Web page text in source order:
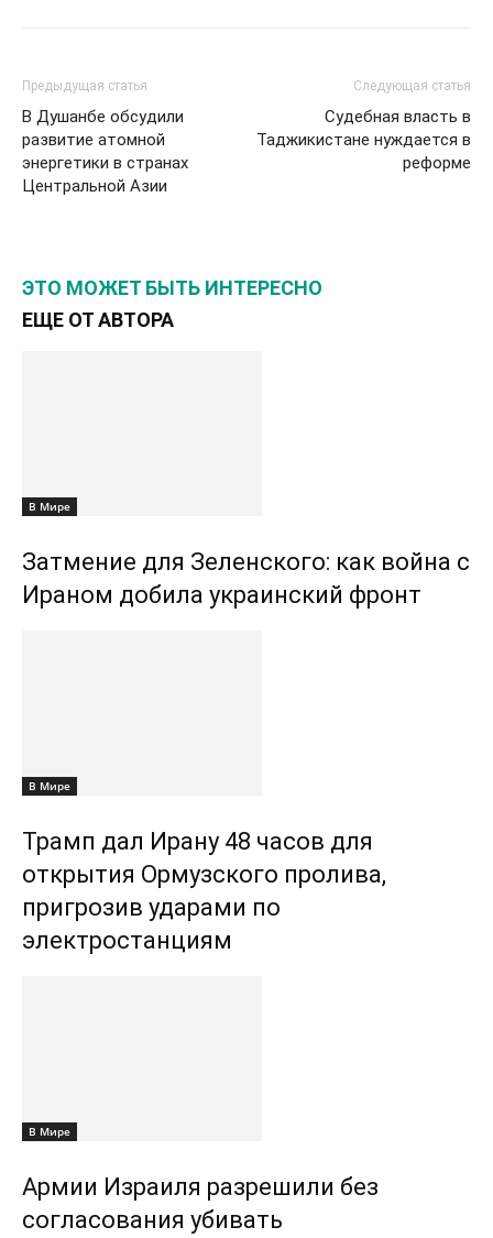
Предыдущая статья
В Душанбе обсудили
развитие атомной
энергетики в странах
Центральной Азии
Следующая статья
Судебная власть в
Таджикистане нуждается в
реформе
ЭТО МОЖЕТ БЫТЬ ИНТЕРЕСНО
ЕЩЕ ОТ АВТОРА
В Мире
Затмение для Зеленского: как война с
Ираном добила украинский фронт
В Мире
Трамп дал Ирану 48 часов для
открытия Ормузского пролива,
пригрозив ударами по
электростанциям
В Мире
Армии Израиля разрешили без
согласования убивать